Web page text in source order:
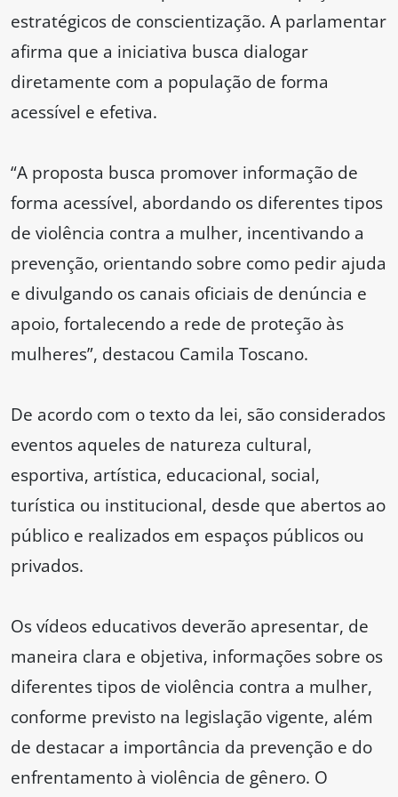
estratégicos de conscientização. A parlamentar
afirma que a iniciativa busca dialogar
diretamente com a população de forma
acessível e efetiva.
“A proposta busca promover informação de
forma acessível, abordando os diferentes tipos
de violência contra a mulher, incentivando a
prevenção, orientando sobre como pedir ajuda
e divulgando os canais oficiais de denúncia e
apoio, fortalecendo a rede de proteção às
mulheres”, destacou Camila Toscano.
De acordo com o texto da lei, são considerados
eventos aqueles de natureza cultural,
esportiva, artística, educacional, social,
turística ou institucional, desde que abertos ao
público e realizados em espaços públicos ou
privados.
Os vídeos educativos deverão apresentar, de
maneira clara e objetiva, informações sobre os
diferentes tipos de violência contra a mulher,
conforme previsto na legislação vigente, além
de destacar a importância da prevenção e do
enfrentamento à violência de gênero. O